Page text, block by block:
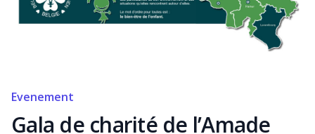
Evenement
Gala de charité de l’Amade